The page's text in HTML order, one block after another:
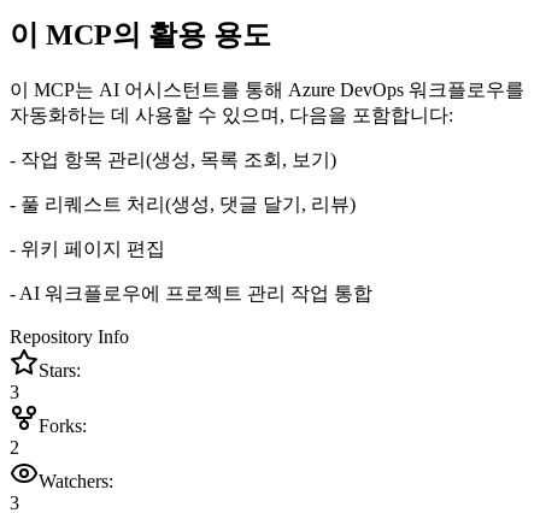
이 MCP의 활용 용도
이 MCP는 AI 어시스턴트를 통해 Azure DevOps 워크플로우를
자동화하는 데 사용할 수 있으며, 다음을 포함합니다:
- 작업 항목 관리(생성, 목록 조회, 보기)
- 풀 리퀘스트 처리(생성, 댓글 달기, 리뷰)
- 위키 페이지 편집
- AI 워크플로우에 프로젝트 관리 작업 통합
Repository Info
Stars:
3
Forks:
2
Watchers:
3